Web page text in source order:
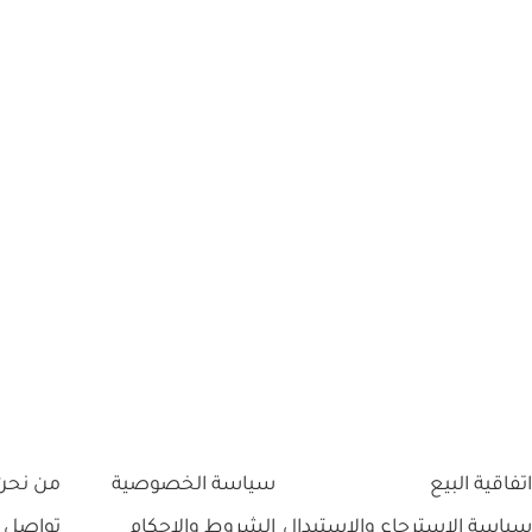
اتفاقية البيع
سياسة الخصوصية
من